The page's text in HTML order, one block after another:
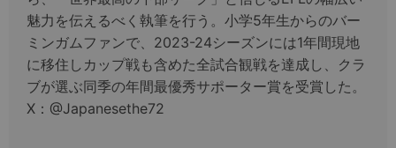
魅力を伝えるべく執筆を行う。小学5年生からのバー
ミンガムファンで、2023-24シーズンには1年間現地
に移住しカップ戦も含めた全試合観戦を達成し、クラ
ブが選ぶ同季の年間最優秀サポーター賞を受賞した。
X：@Japanesethe72